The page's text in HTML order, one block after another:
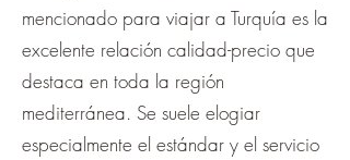
mencionado para viajar a Turquía es la
excelente relación calidad-precio que
destaca en toda la región
mediterránea. Se suele elogiar
especialmente el estándar y el servicio